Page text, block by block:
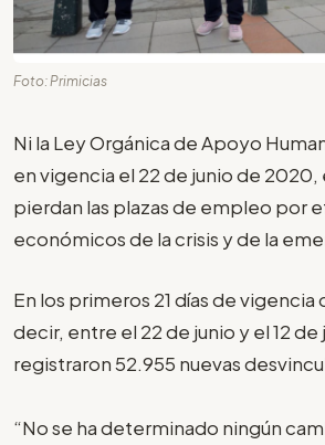
Foto: Primicias
Ni la Ley Orgánica de Apoyo
en vigencia el 22 de junio de 2020,
pierdan las plazas de empleo por
económicos de la crisis y de la
En los primeros 21 días de vigencia
decir, entre el 22 de junio y el 12 de
registraron 52.955 nuevas
“No se ha determinado ningún